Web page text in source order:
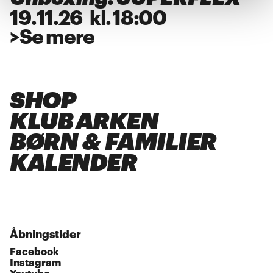
19.11 .26 kl.18:00
>Se mere
SHOP
KLUB ARKEN
BØRN & FAMILIER
KALENDER
Åbningstider
Facebook
Instagram